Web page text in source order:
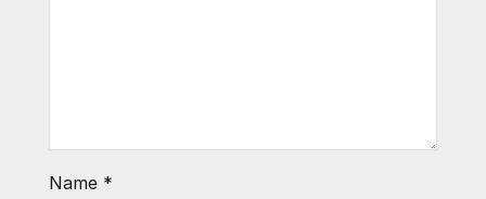
Name *